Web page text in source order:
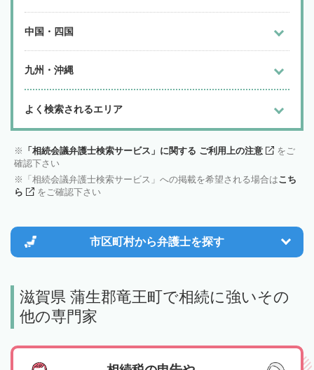
中国・四国
九州・沖縄
よく検索されるエリア
「相続会議弁護士検索サービス」に関する ご利用上の注意
をご
確認下さい
「相続会議弁護士検索サービス」への掲載を希望される場合はこち
ら
をご確認下さい
市区町村から弁護士を探す
滋賀県 蒲生郡竜王町で相続に強いその
他の専門家